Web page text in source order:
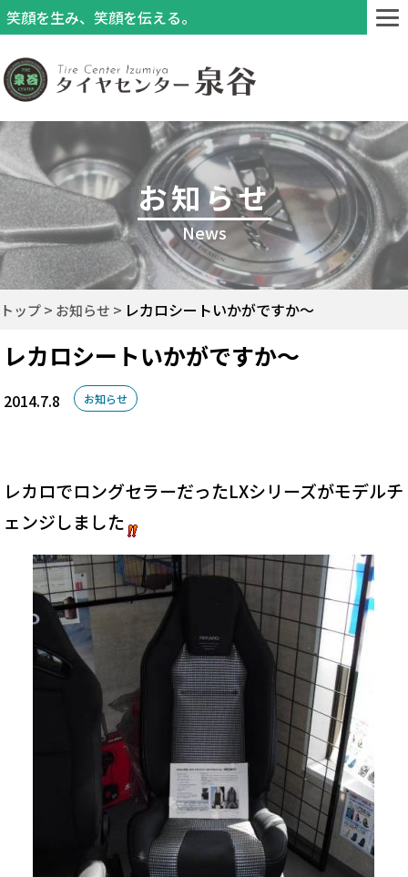
笑顔を生み、笑顔を伝える。
お知らせ
News
トップ お知らせ レカロシートいかがですか～
レカロシートいかがですか～
2014.7.8 お知らせ
レカロでロングセラーだったLXシリーズがモデルチ
ェンジしました